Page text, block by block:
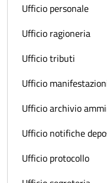
Ufficio personale
Ufficio ragioneria
Ufficio tributi
Ufficio
Ufficio archivio
Ufficio notifiche
Ufficio protocollo